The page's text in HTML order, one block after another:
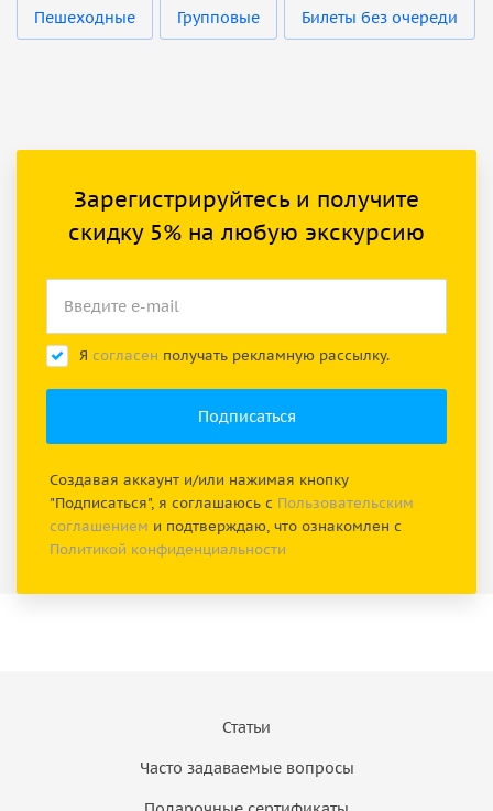
Пешеходные Групповые Билеты без очереди
Зарегистрируйтесь и получите
скидку 5% на любую экскурсию
Я согласен получать рекламную рассылку.
Создавая аккаунт и/или нажимая кнопку
"Подписаться", я соглашаюсь с Пользовательским
соглашением и подтверждаю, что ознакомлен с
Политикой конфиденциальности
Статьи
Часто задаваемые вопросы